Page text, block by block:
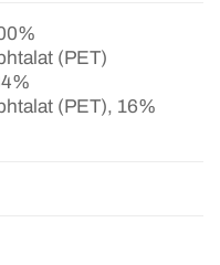
(PET)
(PET), 16%